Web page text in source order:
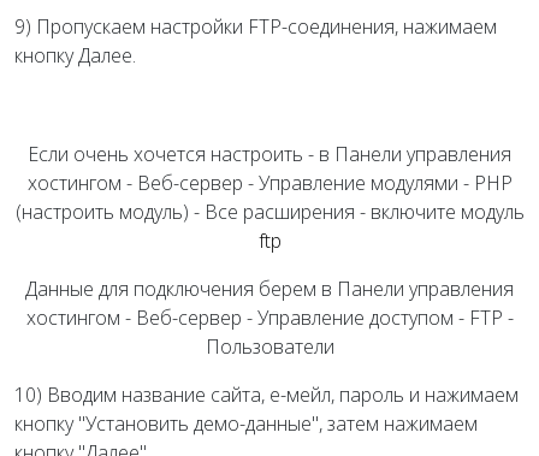
9) Пропускаем настройки FTP-соединения, нажимаем
кнопку Далее.
Если очень хочется настроить - в Панели управления
хостингом - Веб-сервер - Управление модулями - PHP
(настроить модуль) - Все расширения - включите модуль
ftp
Данные для подключения берем в Панели управления
хостингом - Веб-сервер - Управление доступом - FTP -
Пользователи
10) Вводим название сайта, е-мейл, пароль и нажимаем
кнопку "Установить демо-данные", затем нажимаем